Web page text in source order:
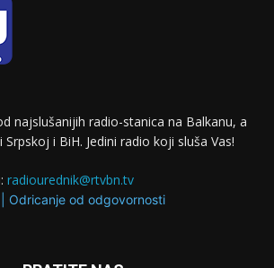
najslušanijih radio-stanica na Balkanu, a
Srpskoj i BiH. Jedini radio koji sluša Vas!
radiourednik@rtvbn.tv
Odricanje od odgovornosti